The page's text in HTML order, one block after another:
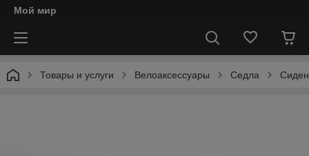
Мой мир
Товары и услуги Велоаксессуары Седла